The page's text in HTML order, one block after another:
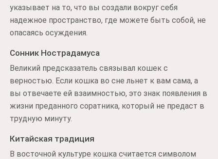
указывает на то, что вы создали вокруг себя
надежное пространство, где можете быть собой, не
опасаясь осуждения.
Сонник Нострадамуса
Великий предсказатель связывал кошек с
верностью. Если кошка во сне льнет к вам сама, а
вы отвечаете ей взаимностью, это знак появления в
жизни преданного соратника, который не предаст в
трудную минуту.
Китайская традиция
В восточной культуре кошка считается символом